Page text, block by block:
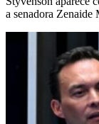
a senadora